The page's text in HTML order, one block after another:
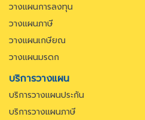
วางแผนการลงทุน
วางแผนภาษี
วางแผนเกษียณ
วางแผนมรดก
บริการวางแผน
บริการวางแผนประกัน
บริการวางแผนภาษี